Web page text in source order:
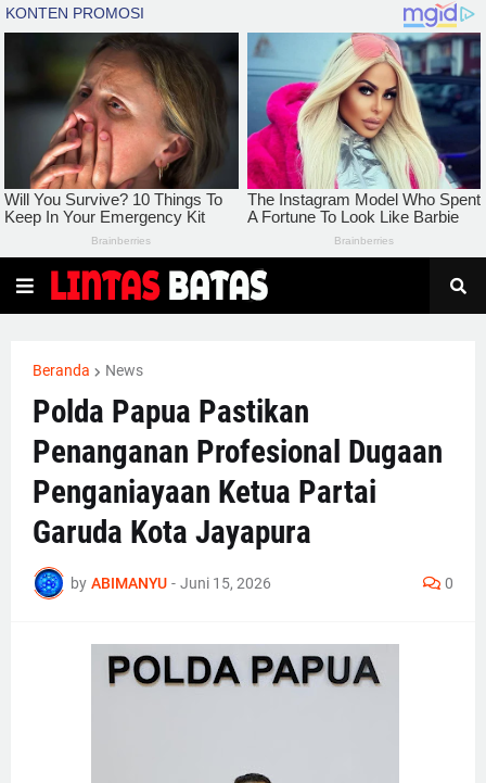
Beranda News
Polda Papua Pastikan
Penanganan Profesional Dugaan
Penganiayaan Ketua Partai
Garuda Kota Jayapura
by ABIMANYU - Juni 15, 2026 0